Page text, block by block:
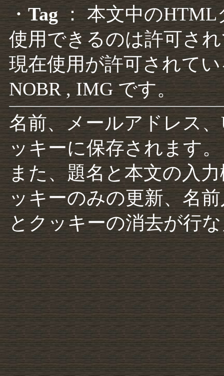
・Tag： 本文中のHTML
使用できるのは許可さ
現在使用が許可されて
NOBR , IMG です。
名前、メールアドレス
ッキーに保存されます。
また、題名と本文の入
ッキーのみの更新、名
とクッキーの消去が行